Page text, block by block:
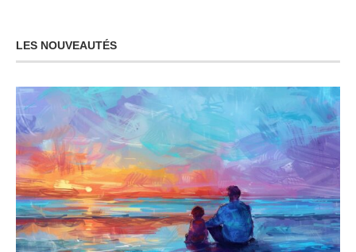
LES NOUVEAUTÉS